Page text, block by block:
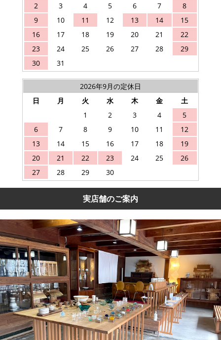
2
3 4 5 6 7
8
9
10 11 12 13 14
15
16
17 18 19 20 21
22
23
24 25 26 27 28
29
30
31
2026年9月の定休日
日
月 火 水 木 金
土
1
2 3 4
5
6
7 8 9 10 11
12
13
14 15 16 17 18
19
20
21 22 23 24 25
26
27
28 29 30
実店舗のご案内